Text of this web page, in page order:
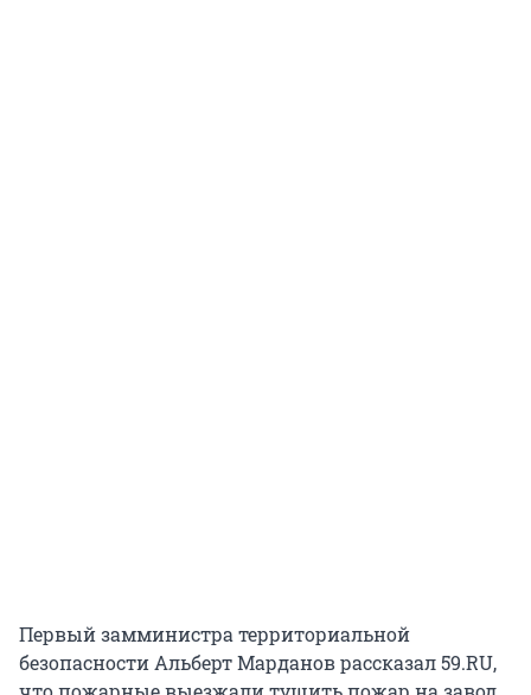
Первый замминистра территориальной
безопасности Альберт Марданов рассказал 59.RU,